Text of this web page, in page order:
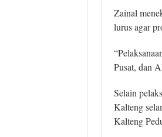
Zainal
lurus agar
Pusat, dan
Selain
Kalteng
Kalteng